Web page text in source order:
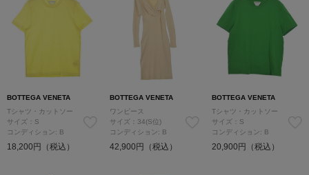
BOTTEGA VENETA
Tシャツ・カットソー
サイズ：S
コンディション: B
18,200円（税込）
BOTTEGA VENETA
ワンピース
サイズ：34(S位)
コンディション: B
42,900円（税込）
BOTTEGA VENETA
Tシャツ・カットソー
サイズ：S
コンディション: B
20,900円（税込）